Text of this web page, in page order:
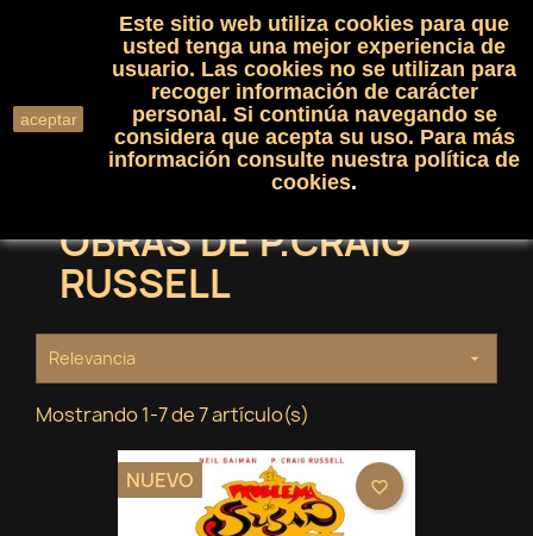
shopping_cart(0)

search
OBRAS DE P.CRAIG
RUSSELL
Relevancia 
Mostrando 1-7 de 7 artículo(s)
NUEVO favorite_border
aceptar
Este sitio web utiliza cookies para que
usted tenga una mejor experiencia de
usuario. Las cookies no se utilizan para
recoger información de carácter
personal. Si continúa navegando se
considera que acepta su uso. Para más
información consulte nuestra política de
cookies.